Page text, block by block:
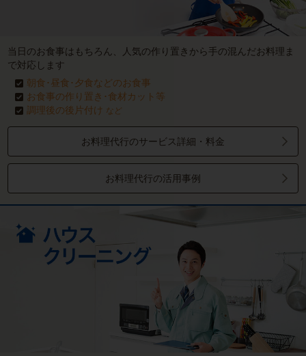
当日のお食事はもちろん、人気の作り置きから手の混んだお料理ま
で対応します
朝食･昼食･夕食などのお食事
お食事の作り置き･食材カット等
調理後の後片付け など
お料理代行のサービス詳細・料金
お料理代行の活用事例